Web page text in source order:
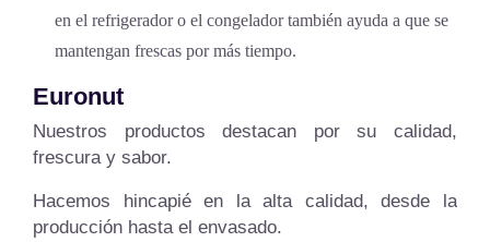
en el refrigerador o el congelador también ayuda a que se
mantengan frescas por más tiempo.
Euronut
Nuestros productos destacan por su calidad,
frescura y sabor.
Hacemos hincapié en la alta calidad, desde la
producción hasta el envasado.